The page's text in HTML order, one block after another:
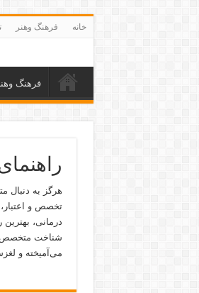
خانه فرهنگ وهنر
فرهنگ
هرگز به دنبال
تخصص و اعتبار،
درمانی،
شناخت متخصص
می‌آمیخته و